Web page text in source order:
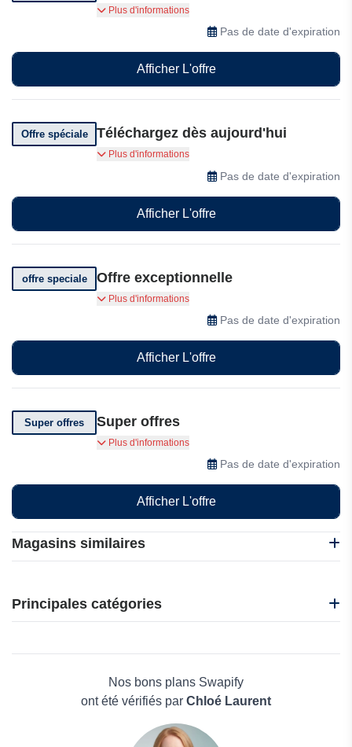
Magasins similaires
F-Secure
Abelssoft
Principales catégories
Maison & JardinNos bons plans Swapify
ont été vérifiés par Chloé Laurent
Créez, partagez, gagnez plus de générations
gratuites ! Ajoutez le tag #swapify et obtenez 1
génération gratuite pour chaque publication !
Plus d'informations
Pas de date d'expiration
Afficher L'offre
Offre spéciale Téléchargez dès aujourd'hui
Téléchargez-le gratuitement dès aujourd'hui et
Plus d'informations
Pas de date d'expiration
Afficher L'offre
offre speciale Offre exceptionnelle
Téléchargez l'application et profitez d'offres
Plus d'informations
Pas de date d'expiration
Afficher L'offre
Super offres Super offres
Super offres sur la Swapify
Plus d'informations
Pas de date d'expiration
Afficher L'offre